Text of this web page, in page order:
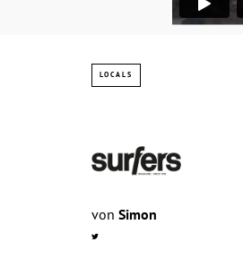
LOCALS
von Simon